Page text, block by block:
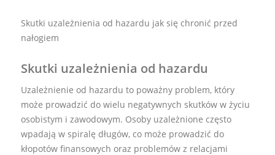
Skutki uzależnienia od hazardu jak się chronić przed
nałogiem
Skutki uzależnienia od hazardu
Uzależnienie od hazardu to poważny problem, który
może prowadzić do wielu negatywnych skutków w życiu
osobistym i zawodowym. Osoby uzależnione często
wpadają w spiralę długów, co może prowadzić do
kłopotów finansowych oraz problemów z relacjami